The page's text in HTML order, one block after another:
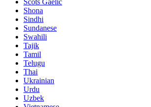
Scots Gaelic
Shona
Sindhi
Sundanese
Swahili
Tajik
Tamil
Telugu
Thai
Ukrainian
Urdu
Uzbek